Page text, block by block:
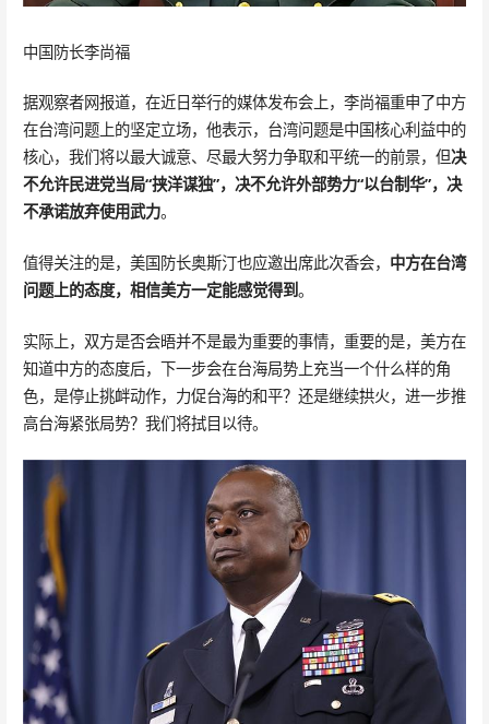
中国防长李尚福
据观察者网报道，在近日举行的媒体发布会上，李尚福重申了中方
在台湾问题上的坚定立场，他表示，台湾问题是中国核心利益中的
核心，我们将以最大诚意、尽最大努力争取和平统一的前景，但决
不允许民进党当局“挟洋谋独”，决不允许外部势力“以台制华”，决
不承诺放弃使用武力。
值得关注的是，美国防长奥斯汀也应邀出席此次香会， 中方在台湾
问题上的态度，相信美方一定能感觉得到。
实际上，双方是否会晤并不是最为重要的事情，重要的是，美方在
知道中方的态度后，下一步会在台海局势上充当一个什么样的角
色，是停止挑衅动作，力促台海的和平？还是继续拱火，进一步推
高台海紧张局势？我们将拭目以待。